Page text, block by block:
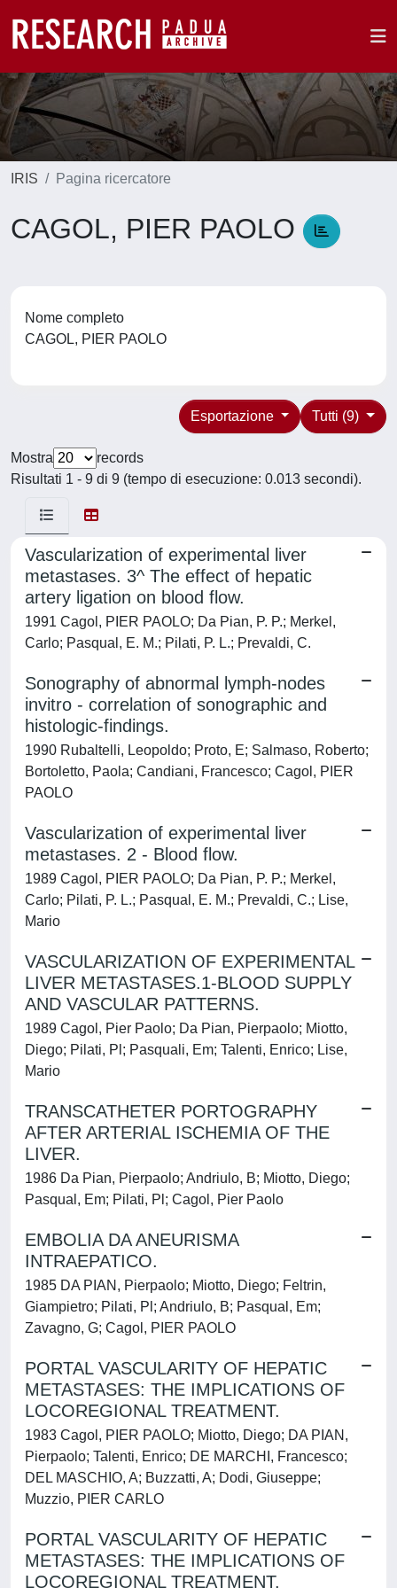
IRIS Pagina ricercatore
CAGOL, PIER PAOLO
Nome completo
CAGOL, PIER PAOLO
Tutti (9)
Esportazione
Mostra
records
Risultati 1 - 9 di 9 (tempo di esecuzione: 0.013 secondi).
Vascularization of experimental liver
metastases. 3^ The effect of hepatic
artery ligation on blood flow.
1991 Cagol, PIER PAOLO; Da Pian, P. P.; Merkel,
Carlo; Pasqual, E. M.; Pilati, P. L.; Prevaldi, C.
Sonography of abnormal lymph-nodes
invitro - correlation of sonographic and
histologic-findings.
1990 Rubaltelli, Leopoldo; Proto, E; Salmaso, Roberto;
Bortoletto, Paola; Candiani, Francesco; Cagol, PIER
PAOLO
Vascularization of experimental liver
metastases. 2 - Blood flow.
1989 Cagol, PIER PAOLO; Da Pian, P. P.; Merkel,
Carlo; Pilati, P. L.; Pasqual, E. M.; Prevaldi, C.; Lise,
Mario
VASCULARIZATION OF EXPERIMENTAL
LIVER METASTASES.1-BLOOD SUPPLY
AND VASCULAR PATTERNS.
1989 Cagol, Pier Paolo; Da Pian, Pierpaolo; Miotto,
Diego; Pilati, Pl; Pasquali, Em; Talenti, Enrico; Lise,
Mario
TRANSCATHETER PORTOGRAPHY
AFTER ARTERIAL ISCHEMIA OF THE
LIVER.
1986 Da Pian, Pierpaolo; Andriulo, B; Miotto, Diego;
Pasqual, Em; Pilati, Pl; Cagol, Pier Paolo
EMBOLIA DA ANEURISMA
INTRAEPATICO.
1985 DA PIAN, Pierpaolo; Miotto, Diego; Feltrin,
Giampietro; Pilati, Pl; Andriulo, B; Pasqual, Em;
Zavagno, G; Cagol, PIER PAOLO
PORTAL VASCULARITY OF HEPATIC
METASTASES: THE IMPLICATIONS OF
LOCOREGIONAL TREATMENT.
1983 Cagol, PIER PAOLO; Miotto, Diego; DA PIAN,
Pierpaolo; Talenti, Enrico; DE MARCHI, Francesco;
DEL MASCHIO, A; Buzzatti, A; Dodi, Giuseppe;
Muzzio, PIER CARLO
PORTAL VASCULARITY OF HEPATIC
METASTASES: THE IMPLICATIONS OF
LOCOREGIONAL TREATMENT.